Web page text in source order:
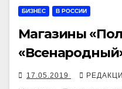
БИЗНЕС В РОССИИ
Магазины
17.05.2019